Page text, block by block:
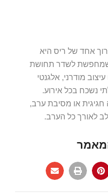
אחד של ריס היא
לשדר תחושת
מודרני, אלגנטי
נשכח בכל אירוע.
או מסיבת ערב,
לאורך כל הערב.